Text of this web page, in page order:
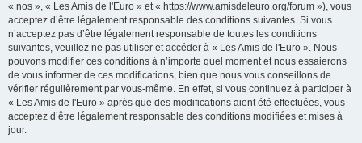
« nos », « Les Amis de l'Euro » et « https://www.amisdeleuro.org/forum »), vous
acceptez d’être légalement responsable des conditions suivantes. Si vous
n’acceptez pas d’être légalement responsable de toutes les conditions
suivantes, veuillez ne pas utiliser et accéder à « Les Amis de l'Euro ». Nous
pouvons modifier ces conditions à n’importe quel moment et nous essaierons
de vous informer de ces modifications, bien que nous vous conseillons de
vérifier régulièrement par vous-même. En effet, si vous continuez à participer à
« Les Amis de l'Euro » après que des modifications aient été effectuées, vous
acceptez d’être légalement responsable des conditions modifiées et mises à
jour.